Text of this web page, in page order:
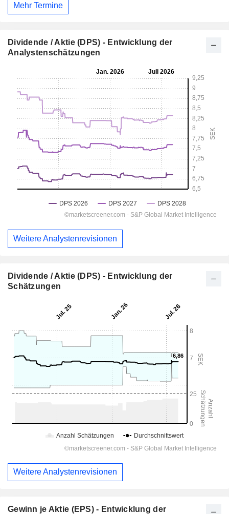
Mehr Termine
Dividende / Aktie (DPS) - Entwicklung der
Analystenschätzungen
Weitere Analystenrevisionen
Dividende / Aktie (DPS) - Entwicklung der
Schätzungen
Weitere Analystenrevisionen
Gewinn je Aktie (EPS) - Entwicklung der